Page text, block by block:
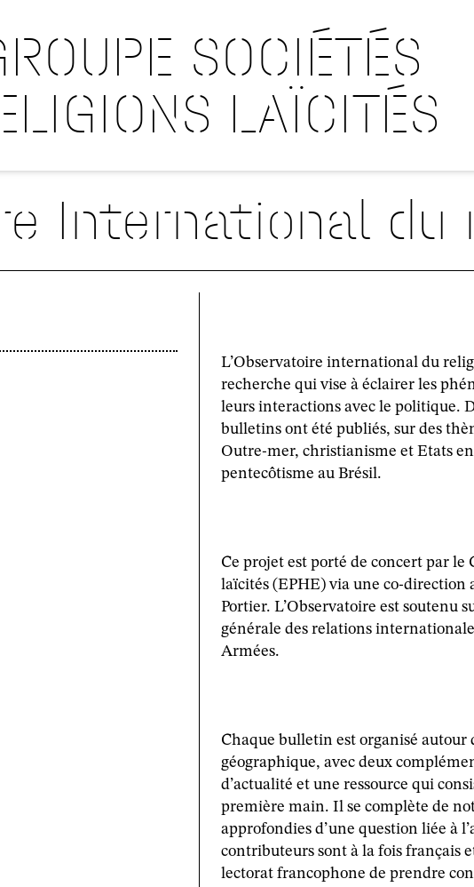
SOCIÉTÉS
LAÏCITÉS
International du
L’Observatoire international du
recherche qui vise à éclairer les
leurs interactions avec le politique.
bulletins ont été publiés, sur des
Outre-mer, christianisme et Etats
pentecôtisme au Brésil.
Ce projet est porté de concert par le
laïcités (EPHE) via une co-
Portier. L’Observatoire est soutenu
générale des relations
Armées.
Chaque bulletin est organisé autour
géographique, avec deux
d’actualité et une ressource qui
première main. Il se complète de
approfondies d’une question liée à
contributeurs sont à la fois français
lectorat francophone de prendre